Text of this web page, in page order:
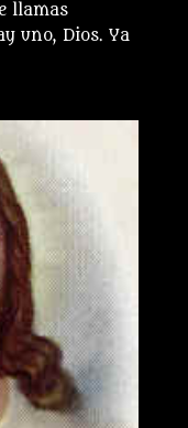
llamas
uno, Dios. Ya